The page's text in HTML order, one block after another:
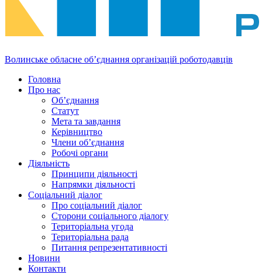
Волинське обласне об’єднання організацій роботодавців
Головна
Про нас
Об’єднання
Статут
Мета та завдання
Керівництво
Члени об’єднання
Робочі органи
Діяльність
Принципи діяльності
Напрямки діяльності
Соціальний діалог
Про соціальний діалог
Сторони соціального діалогу
Територіальна угода
Територіальна рада
Питання репрезентативності
Новини
Контакти